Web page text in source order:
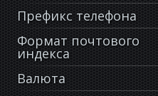
Префикс телефона
Формат почтового
индекса
Валюта